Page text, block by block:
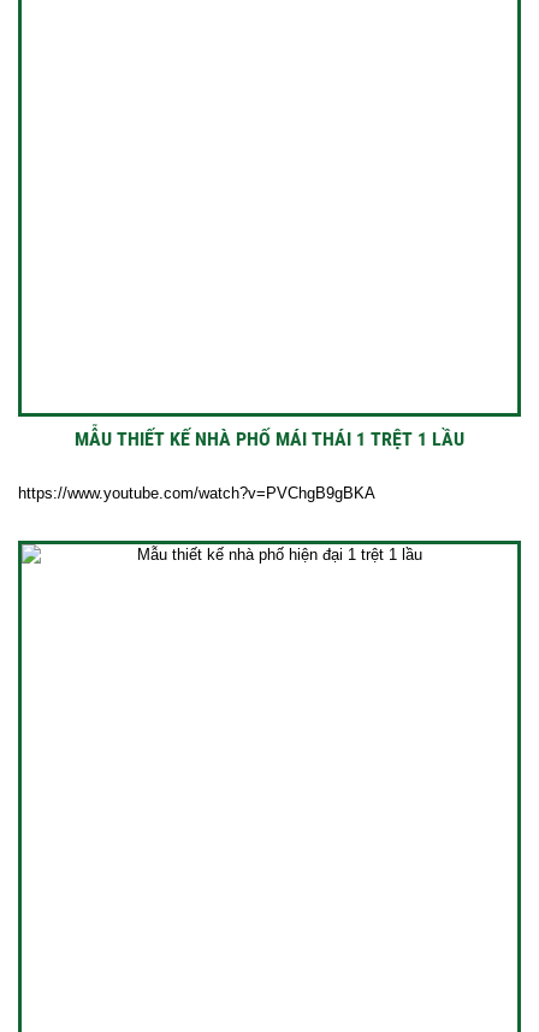
MẪU THIẾT KẾ NHÀ PHỐ MÁI THÁI 1 TRỆT 1 LẦU
https://www.youtube.com/watch?v=PVChgB9gBKA